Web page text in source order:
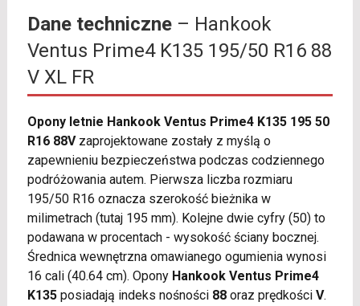
Dane techniczne– Hankook
Ventus Prime4 K135 195/50 R16 88
V XL FR
Opony letnie Hankook Ventus Prime4 K135 195 50
R16 88Vzaprojektowane zostały z myślą o
zapewnieniu bezpieczeństwa podczas codziennego
podróżowania autem. Pierwsza liczba rozmiaru
195/50 R16 oznacza szerokość bieżnika w
milimetrach (tutaj 195 mm). Kolejne dwie cyfry (50) to
podawana w procentach - wysokość ściany bocznej.
Średnica wewnętrzna omawianego ogumienia wynosi
16 cali (40.64 cm). Opony Hankook Ventus Prime4
K135posiadają indeks nośności 88oraz prędkości V.